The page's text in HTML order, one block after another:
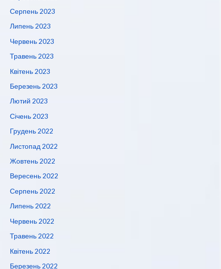
Серпень 2023
Липень 2023
Червень 2023
Травень 2023
Квітень 2023
Березень 2023
Лютий 2023
Січень 2023
Грудень 2022
Листопад 2022
Жовтень 2022
Вересень 2022
Серпень 2022
Липень 2022
Червень 2022
Травень 2022
Квітень 2022
Березень 2022